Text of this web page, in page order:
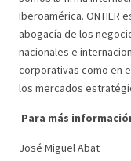
Iberoamérica. ONTIER
abogacía de los
nacionales e
corporativas como en
los mercados
Para más
José Miguel Abat